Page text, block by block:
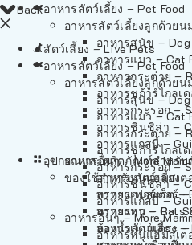
Back
สัตว์เลี้ยง – Live Pets
อาหารสัตว์เลี้ยง – Pet Food
อาหารสัตว์เลี้ยงลูกด้วยน
อาหารสุนัข – Dog
อาหารแมว – Cat
อาหารกระต่าย –
อาหารชูก้าร์ไกลเ
อาหารกระรอก –
อาหารชินชิล่า –
อาหารแกสบี้ –
อาหารอื่นๆ – More
อาหารหนูแฮมสเต
อาหารสัตว์เลี้ยง – Pet Food
อาหารสัตว์เลี้ยงลูกด้วยน
อาหารสุนัข – Dog
อาหารแมว – Cat
อาหารกระต่าย –
อาหารชูก้าร์ไกลเ
อาหารกระรอก –
อาหารชินชิล่า –
อาหารแกสบี้ –
อาหารอื่นๆ – More
อาหารหนูแฮมสเต
อาหารเฟอร์เร็ต –
อาหารหนู – Rats
อาหารเม่นแคระ –
อุปกรณและผลิตภัณฑ์สำหรับ
ของใช้สำหรับสัตว์เลี้ยง
ทรายแฮมสเตอร์ –
ทรายแมว – Cat
ห้องน้ำสัตว์เลี้ยง